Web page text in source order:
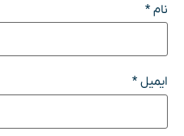
نام*
ایمیل*